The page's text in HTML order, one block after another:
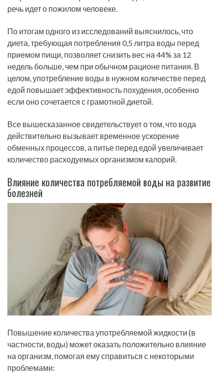
речь идет о пожилом человеке.
По итогам одного из исследований выяснилось, что
диета, требующая потребления 0,5 литра воды перед
приемом пищи, позволяет снизить вес на 44% за 12
недель больше, чем при обычном рационе питания. В
целом, употребление воды в нужном количестве перед
едой повышает эффективность похудения, особенно
если оно сочетается с грамотной диетой.
Все вышесказанное свидетельствует о том, что вода
действительно вызывает временное ускорение
обменных процессов, а питье перед едой увеличивает
количество расходуемых организмом калорий.
Влияние количества потребляемой воды на развитие
болезней
Повышение количества употребляемой жидкости (в
частности, воды) может оказать положительно влияние
на организм, помогая ему справиться с некоторыми
проблемами: